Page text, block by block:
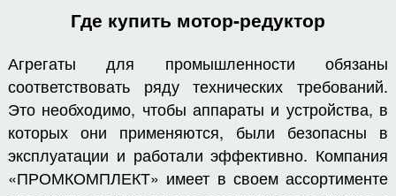
Где купить мотор-редуктор
Агрегаты для промышленности обязаны
соответствовать ряду технических требований.
Это необходимо, чтобы аппараты и устройства, в
которых они применяются, были безопасны в
эксплуатации и работали эффективно. Компания
«ПРОМКОМПЛЕКТ» имеет в своем ассортименте